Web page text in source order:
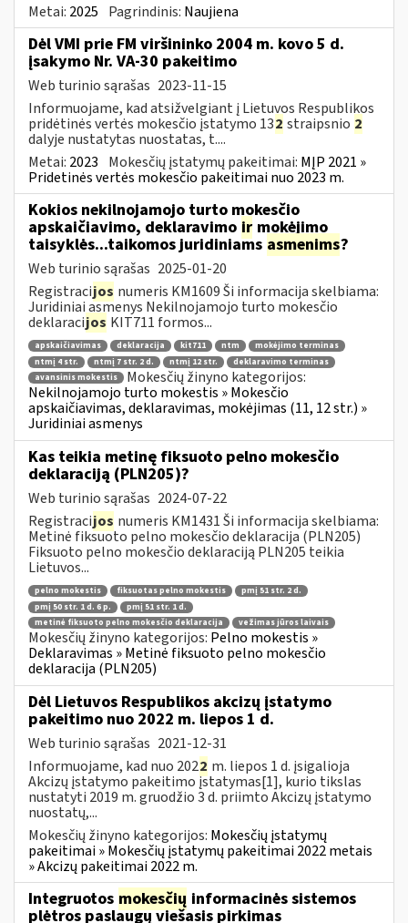
Metai: 2025 Pagrindinis: Naujiena
Dėl VMI prie FM viršininko 2004 m. kovo 5 d.
įsakymo Nr. VA-30 pakeitimo
Web turinio sąrašas 2023-11-15
Informuojame, kad atsižvelgiant į Lietuvos Respublikos
pridėtinės vertės mokesčio įstatymo 132 straipsnio 2
dalyje nustatytas nuostatas, t....
Metai: 2023 Mokesčių įstatymų pakeitimai: MĮP 2021 »
Pridetinės vertės mokesčio pakeitimai nuo 2023 m.
Kokios nekilnojamojo turto mokesčio
apskaičiavimo, deklaravimo ir mokėjimo
taisyklės...taikomos juridiniams asmenims?
Web turinio sąrašas 2025-01-20
Registracijos numeris KM1609 Ši informacija skelbiama:
Juridiniai asmenys Nekilnojamojo turto mokesčio
deklaracijos KIT711 formos...
apskaičiavimas deklaracija kit711 ntm
mokėjimo terminas
ntmį 4 str.
ntmį 7 str. 2 d. ntmį 12 str.
deklaravimo terminas
avansinis mokestis
Mokesčių žinyno kategorijos:
Nekilnojamojo turto mokestis » Mokesčio
apskaičiavimas, deklaravimas, mokėjimas (11, 12 str.) »
Juridiniai asmenys
Kas teikia metinę fiksuoto pelno mokesčio
deklaraciją (PLN205)?
Web turinio sąrašas 2024-07-22
Registracijos numeris KM1431 Ši informacija skelbiama:
Metinė fiksuoto pelno mokesčio deklaracija (PLN205)
Fiksuoto pelno mokesčio deklaraciją PLN205 teikia
Lietuvos...
pelno mokestis fiksuotas pelno mokestis
pmį 51 str. 2 d.
pmį 50 str. 1 d. 6 p.
pmį 51 str. 1 d.
metinė fiksuoto pelno mokesčio deklaracija
vežimas jūros laivais
Mokesčių žinyno kategorijos: Pelno mokestis »
Deklaravimas » Metinė fiksuoto pelno mokesčio
deklaracija (PLN205)
Dėl Lietuvos Respublikos akcizų įstatymo
pakeitimo nuo 2022 m. liepos 1 d.
Web turinio sąrašas 2021-12-31
Informuojame, kad nuo 2022 m. liepos 1 d. įsigalioja
Akcizų įstatymo pakeitimo įstatymas[1], kurio tikslas
nustatyti 2019 m. gruodžio 3 d. priimto Akcizų įstatymo
nuostatų,...
Mokesčių žinyno kategorijos: Mokesčių įstatymų
pakeitimai » Mokesčių įstatymų pakeitimai 2022 metais
» Akcizų pakeitimai 2022 m.
Integruotos mokesčių informacinės sistemos
plėtros paslaugų viešasis pirkimas